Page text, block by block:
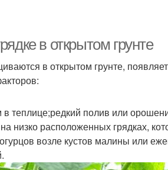
в открытом грунте
в открытом грунте,
теплице;редкий полив или
низко расположенных грядках,
возле кустов малины или